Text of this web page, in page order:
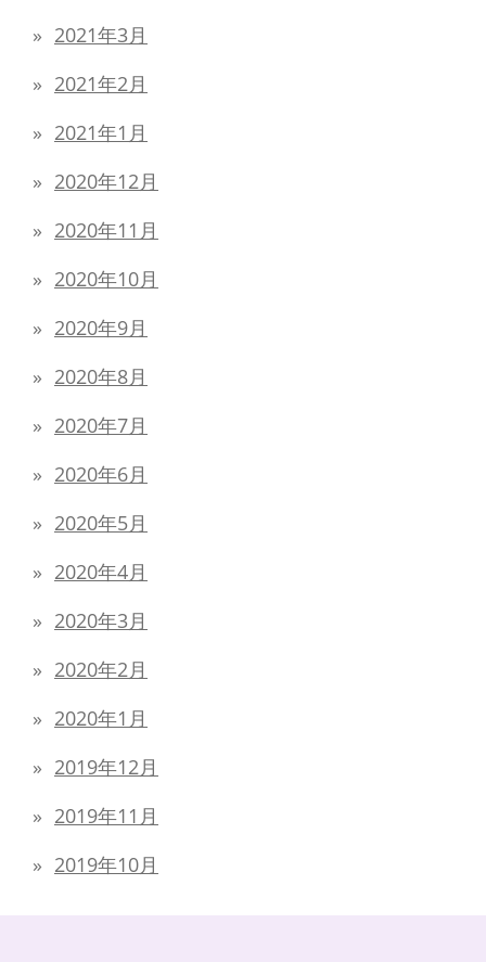
2021年3月
2021年2月
2021年1月
2020年12月
2020年11月
2020年10月
2020年9月
2020年8月
2020年7月
2020年6月
2020年5月
2020年4月
2020年3月
2020年2月
2020年1月
2019年12月
2019年11月
2019年10月